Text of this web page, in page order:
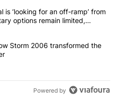
commented articles in the last
top general is ‘looking for an
is ‘looking for an off-ramp’ from
options remain limited,
Legacy: How Storm 2006
Storm 2006 transformed the
Powered by